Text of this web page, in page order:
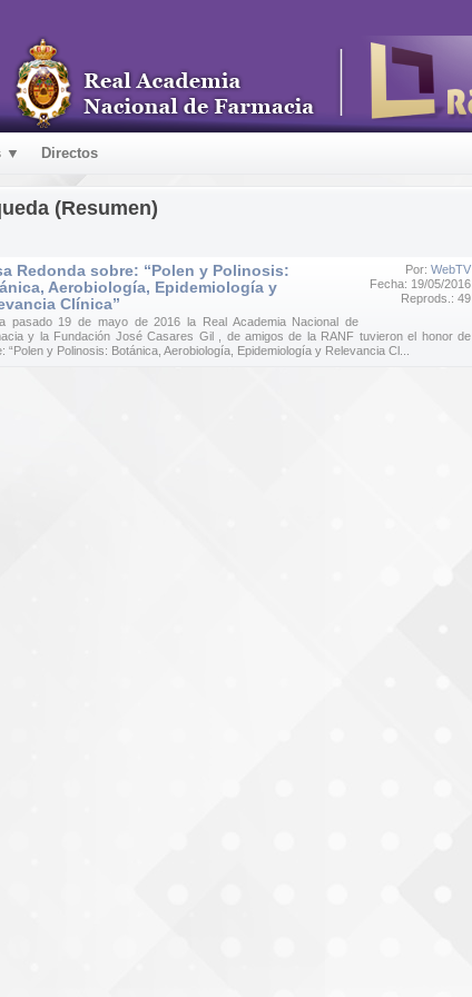
▼ Directos
(Resumen)
Por: WebTV
Fecha: 19/05/2016
Reprods.: 49
Redonda sobre: “Polen y Polinosis:
Aerobiología, Epidemiología y
Clínica”
pasado 19 de mayo de 2016 la Real Academia Nacional de
y la Fundación José Casares Gil , de amigos de la RANF tuvieron el honor de
y Polinosis: Botánica, Aerobiología, Epidemiología y Relevancia Cl...